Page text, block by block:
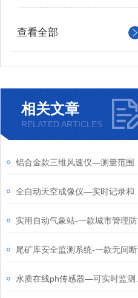
查看全部
相关文章
RELATED ARTICLES